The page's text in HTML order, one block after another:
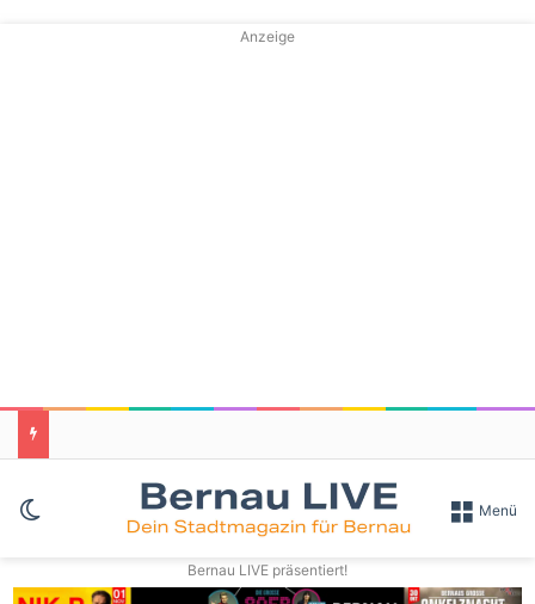
Anzeige
Skin umschalten Menü
Bernau LIVE präsentiert!